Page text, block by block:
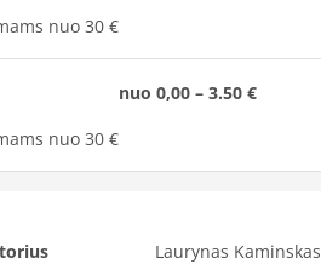
nuo 30 €
nuo 30 €
nuo 0,00 – 3.50 €
Laurynas Kaminskas